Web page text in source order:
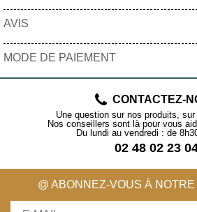
AVIS
MODE DE PAIEMENT
CONTACTEZ-
Une question sur nos produits,
Nos conseillers sont là pour vous
Du lundi au vendredi : de
02 48 02 23
@ ABONNEZ-VOUS À